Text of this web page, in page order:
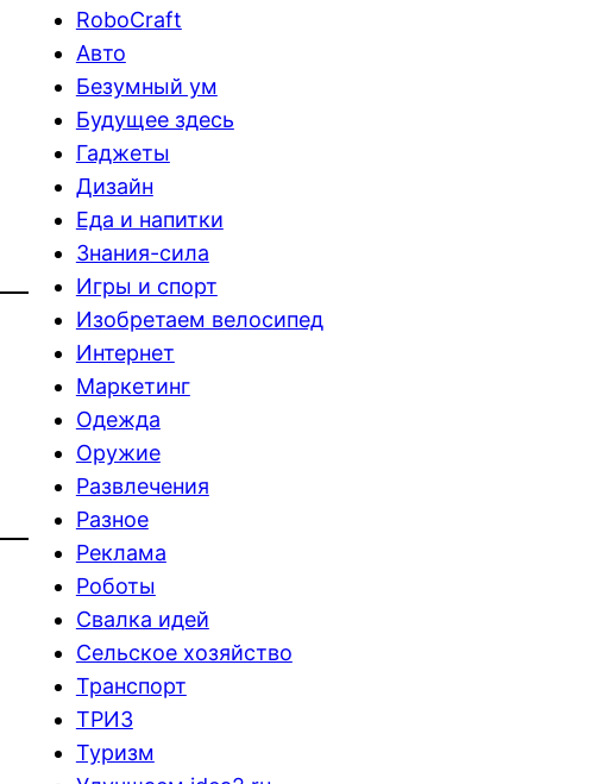
RoboCraft
Авто
Безумный ум
Будущее здесь
Гаджеты
Дизайн
Еда и напитки
Знания-сила
Игры и спорт
Изобретаем велосипед
Интернет
Маркетинг
Одежда
Оружие
Развлечения
Разное
Реклама
Роботы
Свалка идей
Сельское хозяйство
Транспорт
ТРИЗ
Туризм